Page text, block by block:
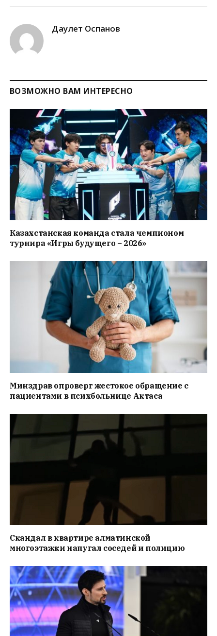
Даулет Оспанов
ВОЗМОЖНО ВАМ ИНТЕРЕСНО
Казахстанская команда стала чемпионом
турнира «Игры будущего – 2026»
Минздрав опроверг жестокое обращение с
пациентами в психбольнице Актаса
Скандал в квартире алматинской
многоэтажки напугал соседей и полицию